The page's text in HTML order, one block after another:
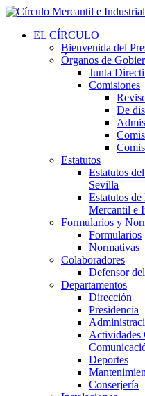
EL CÍRCULO
Bienvenida del
Órganos de
Junta
Comisiones
De
Estatutos
Estatutos
Sevilla
Estatutos
Mercantil e
Formularios y
Formularios
Normativas
Colaboradores
Defensor
Departamentos
Dirección
Presidencia
Actividades
Deportes
Conserjería